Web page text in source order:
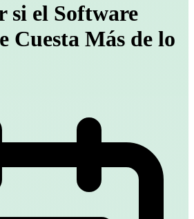
si el Software
Cuesta Más de lo